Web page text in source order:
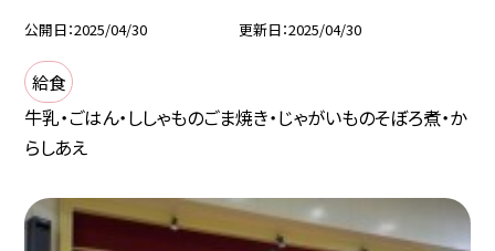
公開日 2025/04/30 更新日 2025/04/30
給食
牛乳・ごはん・ししゃものごま焼き・じゃがいものそぼろ煮・か
らしあえ